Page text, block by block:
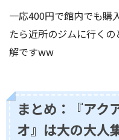
一応400円で館内でも購
たら近所のジムに行く
解ですww
まとめ：『アク
オ』は大の大人